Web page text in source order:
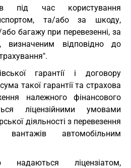
під час користування
та/або за шкоду,
багажу при перевезенні, за
визначеним відповідно до
гарантії і договору
такої гарантії та страхова
належного фінансового
ліцензійними умовами
діяльності з перевезення
автомобільним
ліцензіатом,